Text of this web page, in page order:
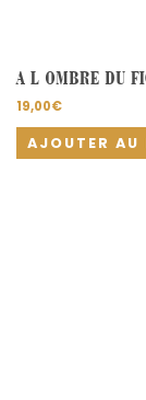
A L OMBRE DU
19,00€
AJOUTER AU